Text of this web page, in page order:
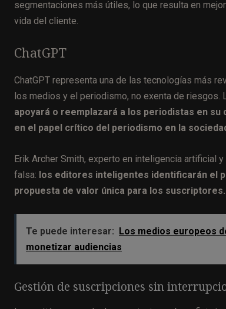
segmentaciones más útiles, lo que resulta en
vida del cliente.
ChatGPT
ChatGPT representa una de las tecnologías más
los medios y el periodismo, no exenta de
apoyará o reemplazará a los periodistas en
en el papel crítico del periodismo en la
Erik Archer Smith, experto en inteligencia artificial
falsa: los editores inteligentes identificarán el
propuesta de valor única para los suscriptores.
Te puede interesar: Los medios europeos
monetizar audiencias
Gestión de suscripciones sin